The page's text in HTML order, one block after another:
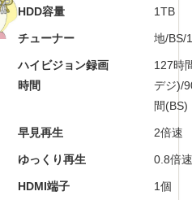
HDD容量 1TB
チューナー 地/BS/
ハイビジョン録画
時間
127時
デジ)/
間(BS)
早見再生 2倍速
ゆっくり再生 0.8倍
HDMI端子 1個